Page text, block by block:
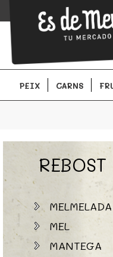
EsDeMercado.com te
Barcelona y de
PEIX CARNS
REBOST
MELMELADA
MEL
MANTEGA